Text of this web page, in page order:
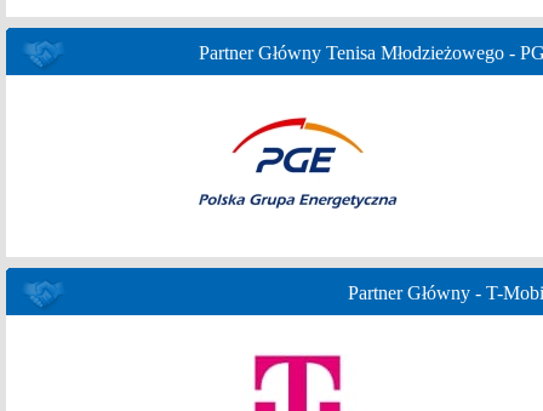
Partner Główny Tenisa Młodzieżowego -
Partner Główny - T-